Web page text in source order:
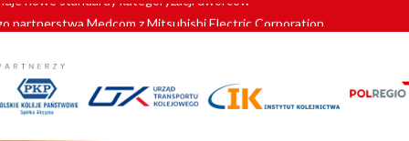
partnerstwa Medcom z Mitsubishi Electric Corporation
znów szuka dostawcy nowych EZT
kolejowych w północnej Wielkopolsce. Łatwiejsze dojazdy do pracy i
nowe standardy kategoryzacji dworców